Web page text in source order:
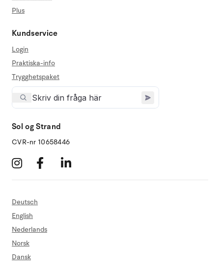
Plus
Kundservice
Login
Praktiska-info
Trygghetspaket
Sol og Strand
CVR-nr 10658446
Deutsch
English
Nederlands
Norsk
Dansk